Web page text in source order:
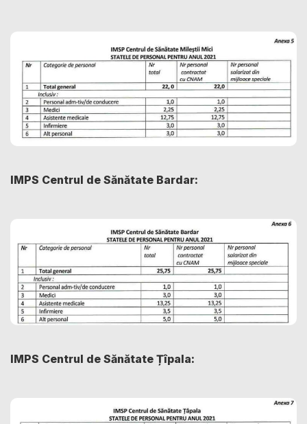
IMPS Centrul de Sănătate Bardar:
IMPS Centrul de Sănătate Țîpala: